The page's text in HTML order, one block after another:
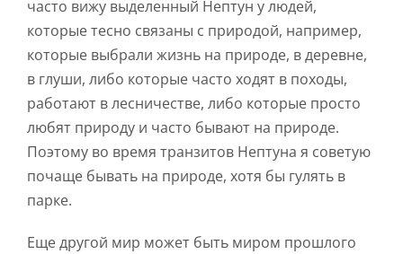
часто вижу выделенный Нептун у людей,
которые тесно связаны с природой, например,
которые выбрали жизнь на природе, в деревне,
в глуши, либо которые часто ходят в походы,
работают в лесничестве, либо которые просто
любят природу и часто бывают на природе.
Поэтому во время транзитов Нептуна я советую
почаще бывать на природе, хотя бы гулять в
парке.
Еще другой мир может быть миром прошлого